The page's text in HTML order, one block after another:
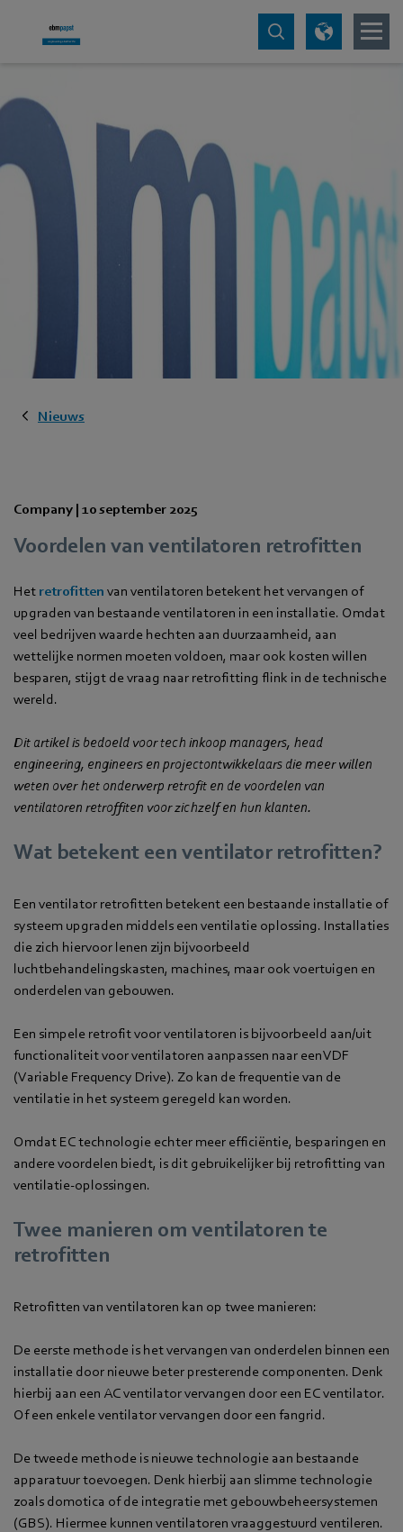
Nieuws
Company | 10 september 2025
Voordelen van ventilatoren retrofitten
Het retrofitten van ventilatoren betekent het vervangen of
upgraden van bestaande ventilatoren in een installatie. Omdat
veel bedrijven waarde hechten aan duurzaamheid, aan
wettelijke normen moeten voldoen, maar ook kosten willen
besparen, stijgt de vraag naar retrofitting flink in de technische
wereld.
Dit artikel is bedoeld voor tech inkoop managers, head
engineering, engineers en projectontwikkelaars die meer willen
weten over het onderwerp retrofit en de voordelen van
ventilatoren retroffiten voor zichzelf en hun klanten.
Wat betekent een ventilator retrofitten?
Een ventilator retrofitten betekent een bestaande installatie of
systeem upgraden middels een ventilatie oplossing. Installaties
die zich hiervoor lenen zijn bijvoorbeeld
luchtbehandelingskasten, machines, maar ook voertuigen en
onderdelen van gebouwen.
Een simpele retrofit voor ventilatoren is bijvoorbeeld aan/uit
functionaliteit voor ventilatoren aanpassen naar een VDF
(Variable Frequency Drive). Zo kan de frequentie van de
ventilatie in het systeem geregeld kan worden.
Omdat EC technologie echter meer efficiëntie, besparingen en
andere voordelen biedt, is dit gebruikelijker bij retrofitting van
ventilatie-oplossingen.
Twee manieren om ventilatoren te
retrofitten
Retrofitten van ventilatoren kan op twee manieren:
De eerste methode is het vervangen van onderdelen binnen een
installatie door nieuwe beter presterende componenten. Denk
hierbij aan een AC ventilator vervangen door een EC ventilator.
Of een enkele ventilator vervangen door een fangrid.
De tweede methode is nieuwe technologie aan bestaande
apparatuur toevoegen. Denk hierbij aan slimme technologie
zoals domotica of de integratie met gebouwbeheersystemen
(GBS). Hiermee kunnen ventilatoren vraaggestuurd ventileren.